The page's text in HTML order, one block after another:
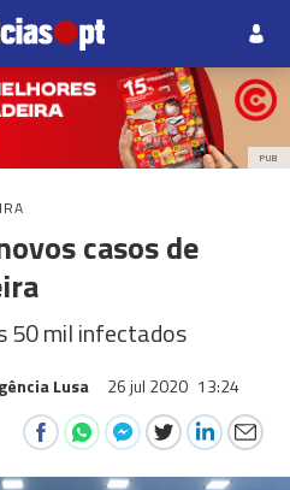
PUB
casos de
50 mil infectados
Lusa 26 jul 2020 13:24